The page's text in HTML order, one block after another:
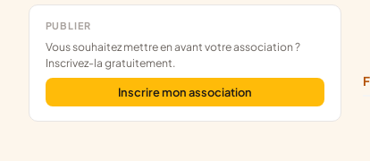
PUBLIER
Vous souhaitez mettre en avant votre association ?
Inscrivez-la gratuitement.
Inscrire mon association